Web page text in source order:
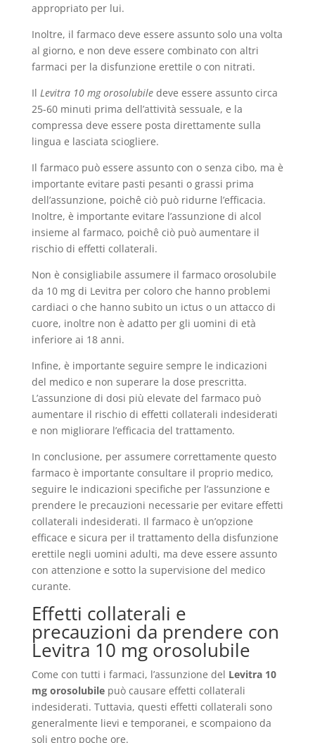
appropriato per lui.
Inoltre, il farmaco deve essere assunto solo una volta
al giorno, e non deve essere combinato con altri
farmaci per la disfunzione erettile o con nitrati.
Il Levitra 10 mg orosolubiledeve essere assunto circa
25-60 minuti prima dell’attività sessuale, e la
compressa deve essere posta direttamente sulla
lingua e lasciata sciogliere.
Il farmaco può essere assunto con o senza cibo, ma è
importante evitare pasti pesanti o grassi prima
dell’assunzione, poichê ciò può ridurne l’efficacia.
Inoltre, è importante evitare l’assunzione di alcol
insieme al farmaco, poichê ciò può aumentare il
rischio di effetti collaterali.
Non è consigliabile assumere il farmaco orosolubile
da 10 mg di Levitra per coloro che hanno problemi
cardiaci o che hanno subito un ictus o un attacco di
cuore, inoltre non è adatto per gli uomini di età
inferiore ai 18 anni.
Infine, è importante seguire sempre le indicazioni
del medico e non superare la dose prescritta.
L’assunzione di dosi più elevate del farmaco può
aumentare il rischio di effetti collaterali indesiderati
e non migliorare l’efficacia del trattamento.
In conclusione, per assumere correttamente questo
farmaco è importante consultare il proprio medico,
seguire le indicazioni specifiche per l’assunzione e
prendere le precauzioni necessarie per evitare effetti
collaterali indesiderati. Il farmaco è un’opzione
efficace e sicura per il trattamento della disfunzione
erettile negli uomini adulti, ma deve essere assunto
con attenzione e sotto la supervisione del medico
curante.
Effetti collaterali e
precauzioni da prendere con
Levitra 10 mg orosolubile
Come con tutti i farmaci, l’assunzione del Levitra 10
mg orosolubilepuò causare effetti collaterali
indesiderati. Tuttavia, questi effetti collaterali sono
generalmente lievi e temporanei, e scompaiono da
soli entro poche ore.